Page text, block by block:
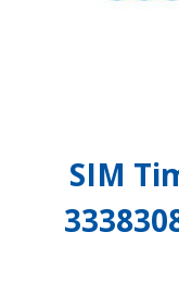
SIM